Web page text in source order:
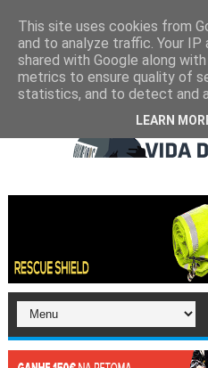
This site uses cookies from
and to analyze traffic. Your IP
shared with Google along
metrics to ensure quality of
statistics, and to detect and
LEARN